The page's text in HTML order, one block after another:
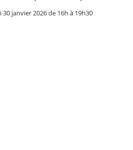
30 janvier 2026 de 16h à 19h30